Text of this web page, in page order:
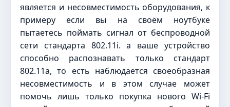
является и несовместимость оборудования, к
примеру если вы на своём ноутбуке
пытаетесь поймать сигнал от беспроводной
сети стандарта 802.11i. а ваше устройство
способно распознавать только стандарт
802.11a, то есть наблюдается своеобразная
несовместимость и в этом случае может
помочь лишь только покупка нового Wi-Fi